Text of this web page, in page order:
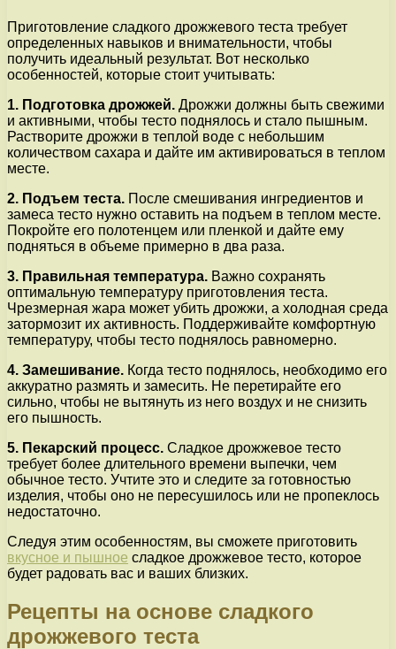
Приготовление сладкого дрожжевого теста требует
определенных навыков и внимательности, чтобы
получить идеальный результат. Вот несколько
особенностей, которые стоит учитывать:
1. Подготовка дрожжей. Дрожжи должны быть свежими
и активными, чтобы тесто поднялось и стало пышным.
Растворите дрожжи в теплой воде с небольшим
количеством сахара и дайте им активироваться в теплом
месте.
2. Подъем теста. После смешивания ингредиентов и
замеса тесто нужно оставить на подъем в теплом месте.
Покройте его полотенцем или пленкой и дайте ему
подняться в объеме примерно в два раза.
3. Правильная температура. Важно сохранять
оптимальную температуру приготовления теста.
Чрезмерная жара может убить дрожжи, а холодная среда
затормозит их активность. Поддерживайте комфортную
температуру, чтобы тесто поднялось равномерно.
4. Замешивание. Когда тесто поднялось, необходимо его
аккуратно размять и замесить. Не перетирайте его
сильно, чтобы не вытянуть из него воздух и не снизить
его пышность.
5. Пекарский процесс. Сладкое дрожжевое тесто
требует более длительного времени выпечки, чем
обычное тесто. Учтите это и следите за готовностью
изделия, чтобы оно не пересушилось или не пропеклось
недостаточно.
Следуя этим особенностям, вы сможете приготовить
вкусное и пышное сладкое дрожжевое тесто, которое
будет радовать вас и ваших близких.
Рецепты на основе сладкого
дрожжевого теста